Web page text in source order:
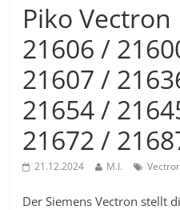
Piko
21606 /
21607 /
21654 /
21672 /
21.12.2024 M.I.
Der Siemens Vectron stellt